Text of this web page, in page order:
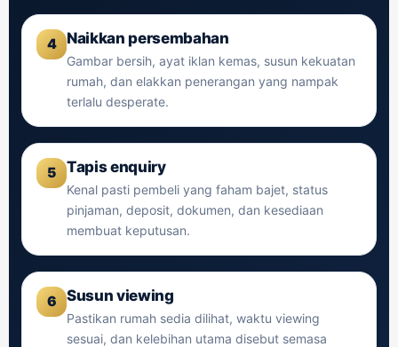
4 Naikkan persembahan
Gambar bersih, ayat iklan kemas, susun kekuatan
rumah, dan elakkan penerangan yang nampak
terlalu desperate.
5 Tapis enquiry
Kenal pasti pembeli yang faham bajet, status
pinjaman, deposit, dokumen, dan kesediaan
membuat keputusan.
6 Susun viewing
Pastikan rumah sedia dilihat, waktu viewing
sesuai, dan kelebihan utama disebut semasa